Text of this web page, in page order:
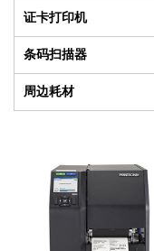
证卡打印机
条码扫描器
周边耗材